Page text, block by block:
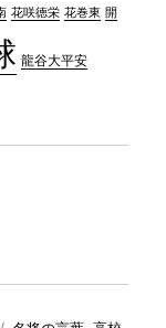
花咲徳栄 花巻東 開
龍谷大平安